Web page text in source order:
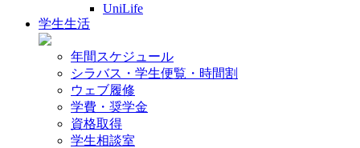
UniLife
学生生活
年間スケジュール
シラバス・学生便覧・時間割
ウェブ履修
学費・奨学金
資格取得
学生相談室